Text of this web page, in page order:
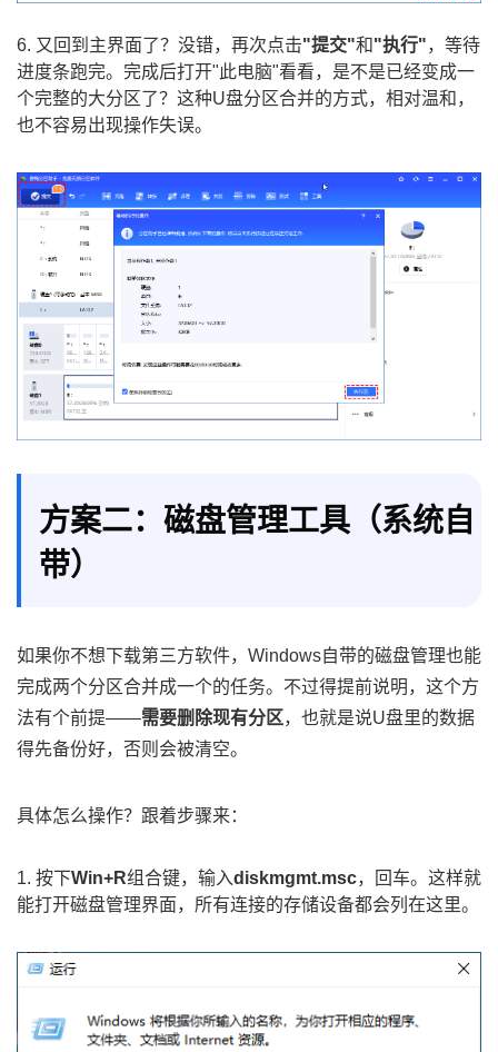
6. 又回到主界面了？没错，再次点击"提交"和"执行"，等待
进度条跑完。完成后打开"此电脑"看看，是不是已经变成一
个完整的大分区了？这种U盘分区合并的方式，相对温和，
也不容易出现操作失误。
方案二：磁盘管理工具（系统自
带）
如果你不想下载第三方软件，Windows自带的磁盘管理也能
完成两个分区合并成一个的任务。不过得提前说明，这个方
法有个前提——需要删除现有分区，也就是说U盘里的数据
得先备份好，否则会被清空。
具体怎么操作？跟着步骤来：
1. 按下Win+R组合键，输入diskmgmt.msc，回车。这样就
能打开磁盘管理界面，所有连接的存储设备都会列在这里。